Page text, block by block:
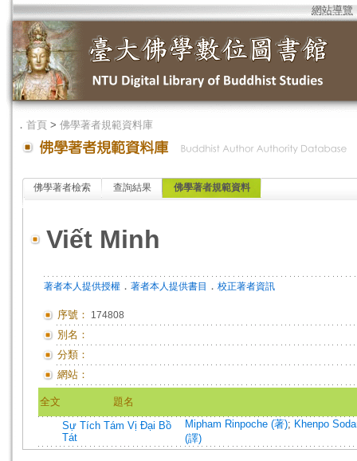
網站導覽
． 首頁 > 佛學著者規範資料庫
佛學著者檢索 查詢結果 佛學著者規範資料
Viết Minh
著者本人提供授權 ． 著者本人提供書目 ． 校正著者資訊
序號： 174808
別名：
分類：
網站：
全文
題名
Sự Tích Tám Vị Đại Bồ
Tát
Mipham Rinpoche (著); Khenpo
(譯)